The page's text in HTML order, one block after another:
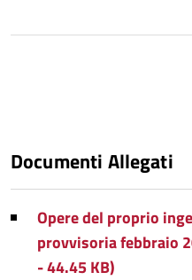
Documenti Allegati
Opere del proprio
provvisoria febbraio
- 44.45 KB)